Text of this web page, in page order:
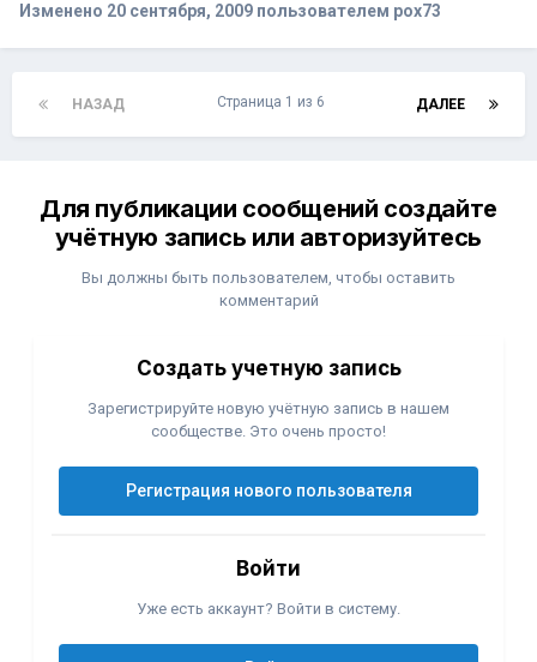
Изменено 20 сентября, 2009 пользователем pox73
НАЗАД ДАЛЕЕ
Страница 1 из 6
Для публикации сообщений создайте
учётную запись или авторизуйтесь
Вы должны быть пользователем, чтобы оставить
комментарий
Создать учетную запись
Зарегистрируйте новую учётную запись в нашем
сообществе. Это очень просто!
Регистрация нового пользователя
Войти
Уже есть аккаунт? Войти в систему.